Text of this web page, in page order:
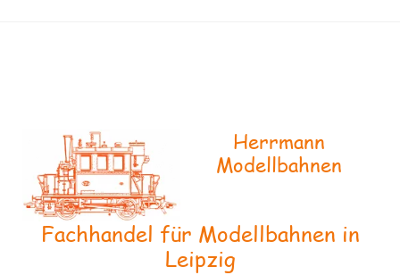
Herrmann
Modellbahnen
Fachhandel für Modellbahnen in
Leipzig